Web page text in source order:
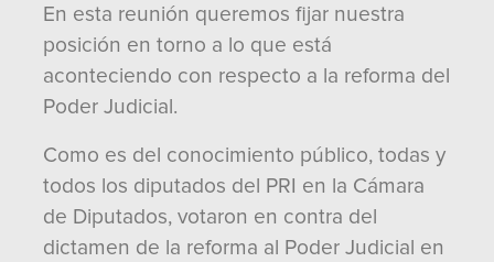
En esta reunión queremos fijar nuestra
posición en torno a lo que está
aconteciendo con respecto a la reforma del
Poder Judicial.
Como es del conocimiento público, todas y
todos los diputados del PRI en la Cámara
de Diputados, votaron en contra del
dictamen de la reforma al Poder Judicial en